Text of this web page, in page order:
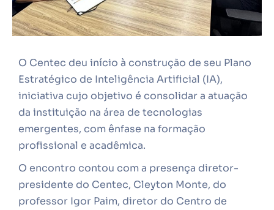
O Centec deu início à construção de seu Plano
Estratégico de Inteligência Artificial (IA),
iniciativa cujo objetivo é consolidar a atuação
da instituição na área de tecnologias
emergentes, com ênfase na formação
profissional e acadêmica.
O encontro contou com a presença diretor-
presidente do Centec, Cleyton Monte, do
professor Igor Paim, diretor do Centro de